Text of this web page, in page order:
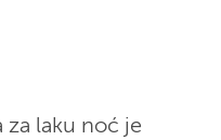
za laku noć je